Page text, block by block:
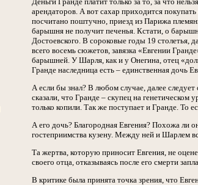
арендаторов. А вот сахар приходится
посчитано поштучно, приезд из Парижа
барышня не получит печенья. Кстати, о
Достоевского. В сороковые годы 19 столетья,
всего восемь сюжетов, завязка «Евгении
барышней. У Шарля, как и у Онегина, отец
Гранде наследница есть – единственная дочь
А если бы знал? В любом случае, далее
сказали, что Гранде – скупец на
только копили. Так же поступает и Гранде. То
А его дочь? Благородная Евгения? Похожа ли
гостеприимства кузену. Между ней и Шарлем
Та жертва, которую приносит Евгения, не
своего отца, отказываясь после его смерти
В критике была принята точка зрения, что